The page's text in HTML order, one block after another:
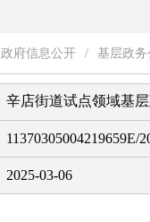
政府信息公开 / 基层政
辛店街道试点领域基
11370305004219659E/
2025-03-06